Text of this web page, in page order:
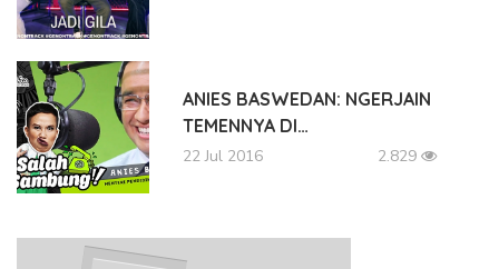
ANIES BASWEDAN: NGERJAIN
TEMENNYA DI…
22 Jul 2016 2.829